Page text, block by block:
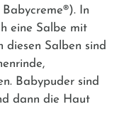
). In
eine Salbe mit
diesen Salben sind
Babypuder sind
dann die Haut